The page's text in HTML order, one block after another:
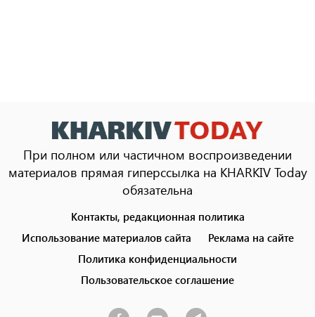
При полном или частичном воспроизведении
материалов прямая гиперссылка на KHARKIV Today
обязательна
menu
Контакты, редакционная политика
Использование материалов сайта
Реклама на сайте
Политика конфиденциальности
Пользовательское соглашение